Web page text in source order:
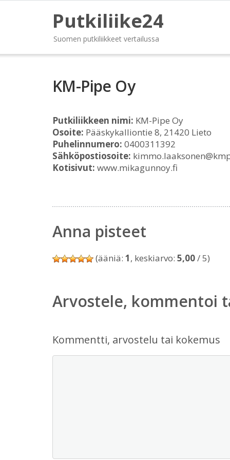
Putkiliike24
Suomen putkiliikkeet vertailussa
KM-Pipe Oy
Putkiliikkeen nimi: KM-Pipe Oy
Osoite: Pääskykalliontie 8, 21420 Lieto
Puhelinnumero: 0400311392
Sähköpostiosoite:
Kotisivut: www.mikagunnoy.fi
Anna pisteet
(ääniä: 1, keskiarvo: 5,00/ 5)
Arvostele, kommentoi
Kommentti, arvostelu tai kokemus